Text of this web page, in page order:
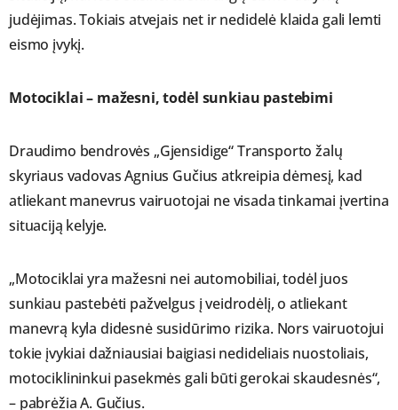
judėjimas. Tokiais atvejais net ir nedidelė klaida gali lemti
eismo įvykį.
Motociklai – mažesni, todėl sunkiau pastebimi
Draudimo bendrovės „Gjensidige“ Transporto žalų
skyriaus vadovas Agnius Gučius atkreipia dėmesį, kad
atliekant manevrus vairuotojai ne visada tinkamai įvertina
situaciją kelyje.
„Motociklai yra mažesni nei automobiliai, todėl juos
sunkiau pastebėti pažvelgus į veidrodėlį, o atliekant
manevrą kyla didesnė susidūrimo rizika. Nors vairuotojui
tokie įvykiai dažniausiai baigiasi nedideliais nuostoliais,
motociklininkui pasekmės gali būti gerokai skaudesnės“,
– pabrėžia A. Gučius.